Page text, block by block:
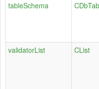
tableSchema
validatorList CList